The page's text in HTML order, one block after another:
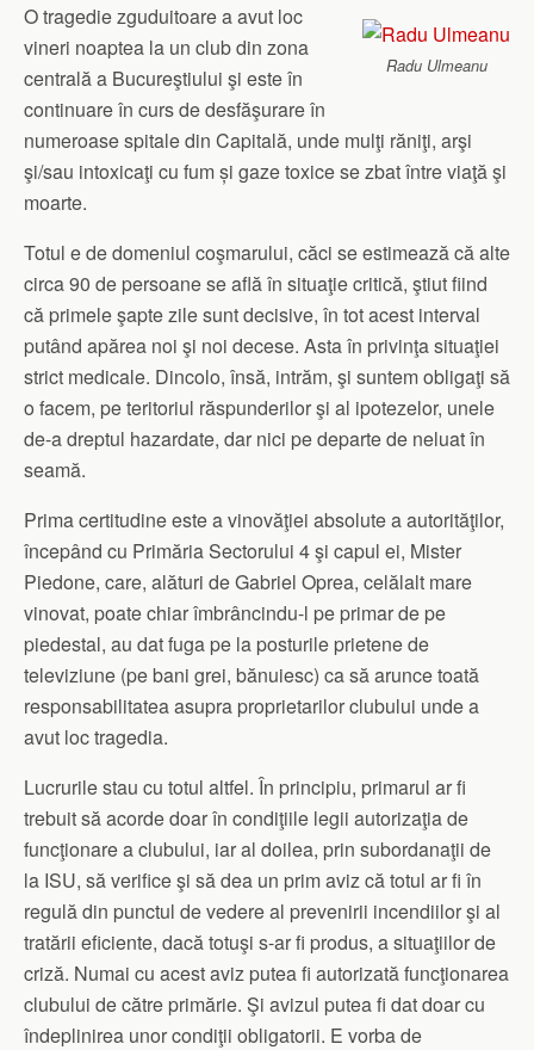
Radu Ulmeanu
O tragedie zguduitoare a avut loc
vineri noaptea la un club din zona
centrală a Bucureştiului şi este în
continuare în curs de desfăşurare în
numeroase spitale din Capitală, unde mulţi răniţi, arşi
şi/sau intoxicaţi cu fum și gaze toxice se zbat între viaţă şi
moarte.
Totul e de domeniul coşmarului, căci se estimează că alte
circa 90 de persoane se află în situaţie critică, ştiut fiind
că primele şapte zile sunt decisive, în tot acest interval
putând apărea noi şi noi decese. Asta în privinţa situaţiei
strict medicale. Dincolo, însă, intrăm, şi suntem obligaţi să
o facem, pe teritoriul răspunderilor şi al ipotezelor, unele
de-a dreptul hazardate, dar nici pe departe de neluat în
seamă.
Prima certitudine este a vinovăţiei absolute a autorităţilor,
începând cu Primăria Sectorului 4 şi capul ei, Mister
Piedone, care, alături de Gabriel Oprea, celălalt mare
vinovat, poate chiar îmbrâncindu-l pe primar de pe
piedestal, au dat fuga pe la posturile prietene de
televiziune (pe bani grei, bănuiesc) ca să arunce toată
responsabilitatea asupra proprietarilor clubului unde a
avut loc tragedia.
Lucrurile stau cu totul altfel. În principiu, primarul ar fi
trebuit să acorde doar în condiţiile legii autorizaţia de
funcţionare a clubului, iar al doilea, prin subordanaţii de
la ISU, să verifice şi să dea un prim aviz că totul ar fi în
regulă din punctul de vedere al prevenirii incendiilor şi al
tratării eficiente, dacă totuşi s-ar fi produs, a situaţiilor de
criză. Numai cu acest aviz putea fi autorizată funcţionarea
clubului de către primărie. Şi avizul putea fi dat doar cu
îndeplinirea unor condiţii obligatorii. E vorba de